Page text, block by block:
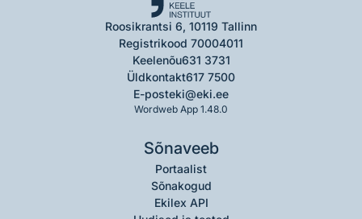
Roosikrantsi 6, 10119 Tallinn
Registrikood 70004011
Keelenõu631 3731
Üldkontakt617 7500
E-posteki@eki.ee
Wordweb App 1.48.0
Sõnaveeb
Portaalist
Sõnakogud
Ekilex API